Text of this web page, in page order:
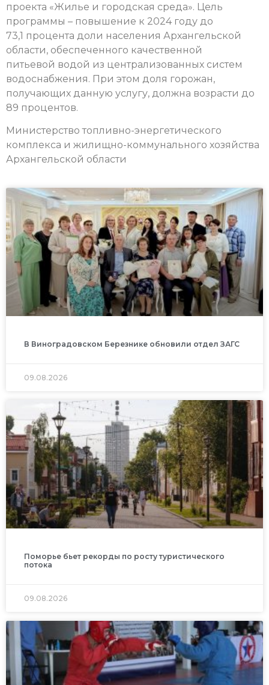
проекта «Жилье и городская среда». Цель
программы – повышение к 2024 году до
73,1 процента доли населения Архангельской
области, обеспеченного качественной
питьевой водой из централизованных систем
водоснабжения. При этом доля горожан,
получающих данную услугу, должна возрасти до
89 процентов.
Министерство топливно-энергетического
комплекса и жилищно-коммунального хозяйства
Архангельской области
В Виноградовском Березнике обновили отдел ЗАГС
09.08.2026
Поморье бьет рекорды по росту туристического
потока
09.08.2026